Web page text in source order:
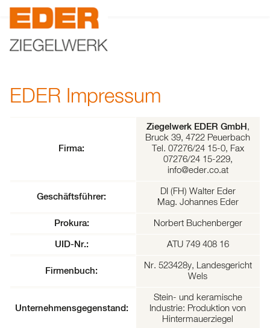
EDER Impressum
Firma:
Ziegelwerk EDER GmbH ,
Bruck 39, 4722 Peuerbach
Tel. 07276/24 15-0, Fax
07276/24 15-229,
info@eder.co.at
Geschäftsführer:
DI (FH) Walter Eder
Mag. Johannes Eder
Prokura: Norbert Buchenberger
UID-Nr.: ATU 749 408 16
Firmenbuch:
Nr. 523428y, Landesgericht
Wels
Unternehmensgegenstand:
Stein- und keramische
Industrie: Produktion von
Hintermauerziegel